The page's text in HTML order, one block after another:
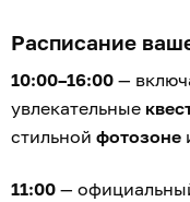
Расписание
10:00–16:00 —
увлекательные
стильной фотозоне
11:00 —